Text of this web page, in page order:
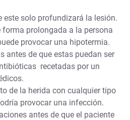
este solo profundizará la lesión.
prolongada a la persona
provocar una hipotermia.
antes de que estas puedan ser
recetadas por un
de la herida con cualquier tipo
provocar una infección.
antes de que el paciente